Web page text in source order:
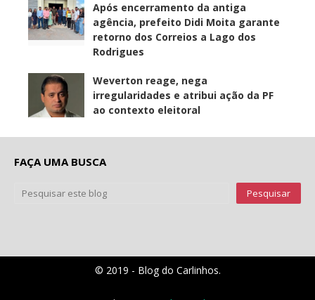
Após encerramento da antiga
agência, prefeito Didi Moita garante
retorno dos Correios a Lago dos
Rodrigues
Weverton reage, nega
irregularidades e atribui ação da PF
ao contexto eleitoral
FAÇA UMA BUSCA
© 2019 - Blog do Carlinhos.